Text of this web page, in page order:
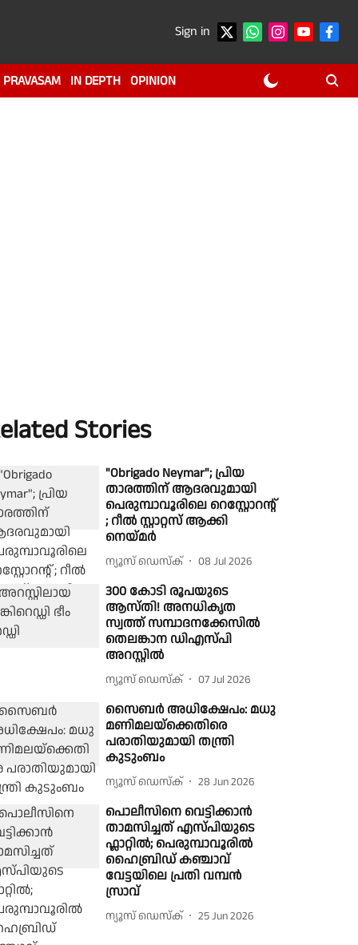
Sign in
PRAVASAM IN DEPTH OPINION
Stories
"Obrigado Neymar"; പ്രിയ
താരത്തിന് ആദരവുമായി
പെരുമ്പാവൂരിലെ റെസ്റ്റോറന്റ്
; റീൽ സ്റ്റാറ്റസ് ആക്കി
നെയ്മർ
ന്യൂസ് ഡെസ്ക് 08 Jul 2026
300 കോടി രൂപയുടെ
ആസ്തി! അനധികൃത
സ്വത്ത് സമ്പാദനക്കേസില്‍
തെലങ്കാന ഡിഎസ്‍പി
അറസ്റ്റില്‍
ന്യൂസ് ഡെസ്ക് 07 Jul 2026
സൈബർ അധിക്ഷേപം: മധു
മണിമലയ്‌ക്കെതിരെ
പരാതിയുമായി തന്ത്രി
കുടുംബം
ന്യൂസ് ഡെസ്ക് 28 Jun 2026
പൊലീസിനെ വെട്ടിക്കാൻ
താമസിച്ചത് എസ്പിയുടെ
ഫ്ലാറ്റിൽ; പെരുമ്പാവൂരിൽ
ഹൈബ്രിഡ് കഞ്ചാവ്
വേട്ടയിലെ പ്രതി വമ്പൻ
സ്രാവ്
ന്യൂസ് ഡെസ്ക് 25 Jun 2026